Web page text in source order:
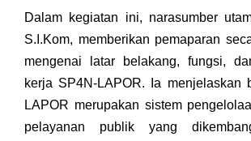
Dalam kegiatan ini, narasumber
S.I.Kom, memberikan pemaparan
mengenai latar belakang, fungsi,
kerja SP4N-LAPOR. Ia menjelaskan
LAPOR merupakan sistem
pelayanan publik yang